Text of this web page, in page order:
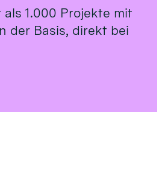
1.000 Projekte mit
der Basis, direkt bei